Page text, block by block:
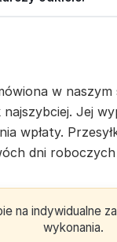
w
Jej
wpłaty.
dni
na indywidualne
wykonania.